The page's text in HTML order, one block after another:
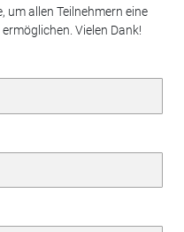
allen Teilnehmern eine
Vielen Dank!